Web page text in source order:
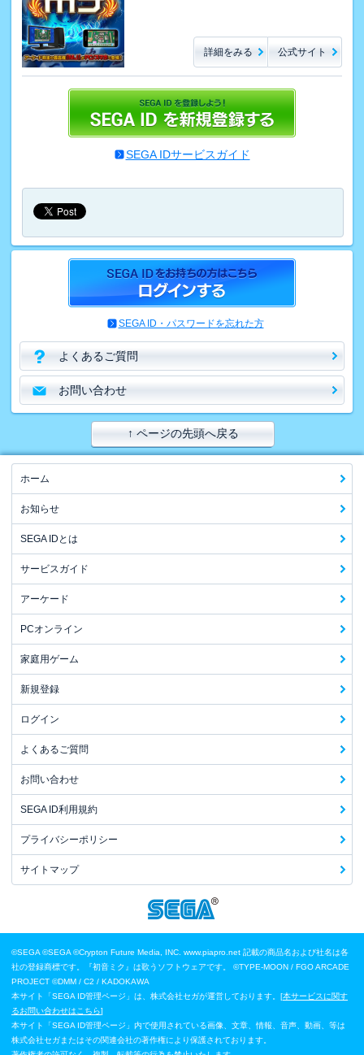
詳細をみる 公式サイト
SEGA IDサービスガイド
SEGA ID・パスワードを忘れた方
よくあるご質問
お問い合わせ
↑ ページの先頭へ戻る
ホーム
お知らせ
SEGA IDとは
サービスガイド
アーケード
PCオンライン
家庭用ゲーム
新規登録
ログイン
よくあるご質問
お問い合わせ
SEGA ID利用規約
プライバシーポリシー
サイトマップ
©SEGA ©SEGA ©Crypton Future Media, INC. www.piapro.net 記載の商品名および社名は各
社の登録商標です。『初音ミク』は歌うソフトウェアです。
©TYPE-MOON / FGO ARCADE
PROJECT ©DMM / C2 / KADOKAWA
本サイト「SEGA ID管理ページ」は、株式会社セガが運営しております。[本サービスに関す
るお問い合わせはこちら]
本サイト「SEGA ID管理ページ」内で使用されている画像、文章、情報、音声、動画、等は
株式会社セガまたはその関連会社の著作権により保護されております。